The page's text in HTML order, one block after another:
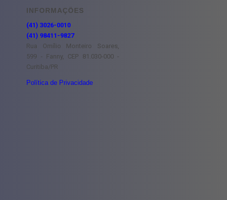
INFORMAÇÕES
(41) 3026-0010
(41) 98411-9827
Rua Omílio Monteiro Soares,
599 - Fanny, CEP 81.030-000 -
Curitiba/PR
Política de Privacidade